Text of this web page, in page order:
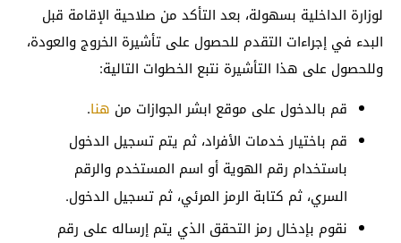
لوزارة الداخلية بسهولة، بعد التأكد من صلاحية الإقامة قبل
البدء في إجراءات التقدم للحصول على تأشيرة الخروج والعودة،
وللحصول على هذا التأشيرة نتبع الخطوات التالية:
قم بالدخول على موقع ابشر الجوازات من هنا.
قم باختيار خدمات الأفراد، ثم يتم تسجيل الدخول
باستخدام رقم الهوية أو اسم المستخدم والرقم
السري، ثم كتابة الرمز المرئي، ثم تسجيل الدخول.
نقوم بإدخال رمز التحقق الذي يتم إرساله على رقم